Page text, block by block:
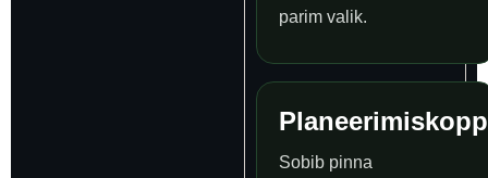
parim valik.
Planeerimiskopp
Sobib pinna